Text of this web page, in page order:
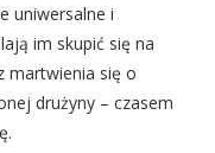
uniwersalne i
im skupić się na
martwienia się o
drużyny – czasem